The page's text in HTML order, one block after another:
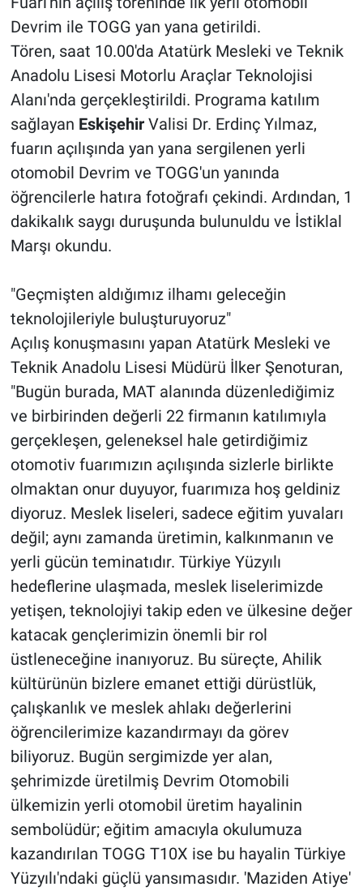
Devrim ile TOGG yan yana getirildi.
Tören, saat 10.00'da Atatürk Mesleki ve Teknik
Anadolu Lisesi Motorlu Araçlar Teknolojisi
Alanı'nda gerçekleştirildi. Programa katılım
sağlayan EskişehirValisi Dr. Erdinç Yılmaz,
fuarın açılışında yan yana sergilenen yerli
otomobil Devrim ve TOGG'un yanında
öğrencilerle hatıra fotoğrafı çekindi. Ardından, 1
dakikalık saygı duruşunda bulunuldu ve İstiklal
Marşı okundu.
"Geçmişten aldığımız ilhamı geleceğin
teknolojileriyle buluşturuyoruz"
Açılış konuşmasını yapan Atatürk Mesleki ve
Teknik Anadolu Lisesi Müdürü İlker Şenoturan,
"Bugün burada, MAT alanında düzenlediğimiz
ve birbirinden değerli 22 firmanın katılımıyla
gerçekleşen, geleneksel hale getirdiğimiz
otomotiv fuarımızın açılışında sizlerle birlikte
olmaktan onur duyuyor, fuarımıza hoş geldiniz
diyoruz. Meslek liseleri, sadece eğitim yuvaları
değil; aynı zamanda üretimin, kalkınmanın ve
yerli gücün teminatıdır. Türkiye Yüzyılı
hedeflerine ulaşmada, meslek liselerimizde
yetişen, teknolojiyi takip eden ve ülkesine değer
katacak gençlerimizin önemli bir rol
üstleneceğine inanıyoruz. Bu süreçte, Ahilik
kültürünün bizlere emanet ettiği dürüstlük,
çalışkanlık ve meslek ahlakı değerlerini
öğrencilerimize kazandırmayı da görev
biliyoruz. Bugün sergimizde yer alan,
şehrimizde üretilmiş Devrim Otomobili
ülkemizin yerli otomobil üretim hayalinin
sembolüdür; eğitim amacıyla okulumuza
kazandırılan TOGG T10X ise bu hayalin Türkiye
Yüzyılı'ndaki güçlü yansımasıdır. 'Maziden Atiye'
Magazin
Bilim ve Teknoloji